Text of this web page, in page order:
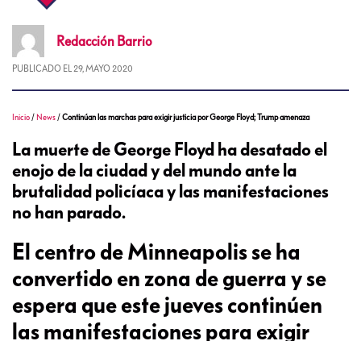
Redacción Barrio
PUBLICADO EL 29, MAYO 2020
Inicio / News /Continúan las marchas para exigir justicia por George Floyd; Trump amenaza
La muerte de George Floyd ha desatado el
enojo de la ciudad y del mundo ante la
brutalidad policíaca y las manifestaciones
no han parado.
El centro de Minneapolis se ha
convertido en zona de guerra y se
espera que este jueves continúen
las manifestaciones para exigir